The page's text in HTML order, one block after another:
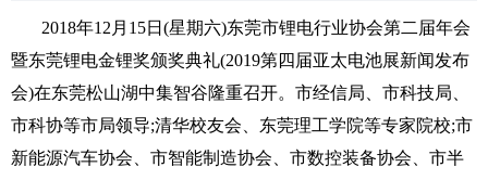
2018年12月15日(星期六)东莞市锂电行业协会第二届年会
暨东莞锂电金锂奖颁奖典礼(2019第四届亚太电池展新闻发布
会)在东莞松山湖中集智谷隆重召开。市经信局、市科技局、
市科协等市局领导;清华校友会、东莞理工学院等专家院校;市
新能源汽车协会、市智能制造协会、市数控装备协会、市半